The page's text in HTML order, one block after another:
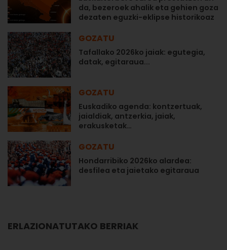
da, bezeroek ahalik eta gehien goza
dezaten eguzki-eklipse historikoaz
GOZATU
Tafallako 2026ko jaiak: egutegia,
datak, egitaraua...
GOZATU
Euskadiko agenda: kontzertuak,
jaialdiak, antzerkia, jaiak,
erakusketak…
GOZATU
Hondarribiko 2026ko alardea:
desfilea eta jaietako egitaraua
ERLAZIONATUTAKO BERRIAK